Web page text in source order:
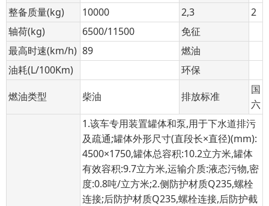
整备质量(kg)
10000 2,3
2
轴荷(kg)
6500/11500
免征
最高时速(km/h) 89
燃油
油耗(L/100Km)
环保
燃油类型
柴油 排放标准
国
六
1.该车专用装置罐体和泵,用于下水道排污
及疏通;罐体外形尺寸(直段长×直径)(mm):
4500×1750,罐体总容积:10.2立方米,罐体
有效容积:9.7立方米,运输介质:液态污物,密
度:0.8吨/立方米;2.侧防护材质Q235,螺栓
连接;后防护材质Q235,螺栓连接,后防护截